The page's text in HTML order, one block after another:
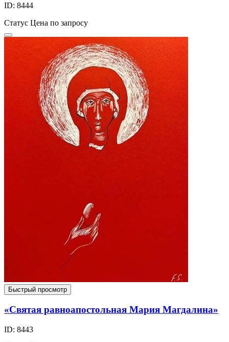
ID: 8444
Статус Цена по запросу
Быстрый просмотр
«Святая равноапостольная Мария Магдалина»
ID: 8443